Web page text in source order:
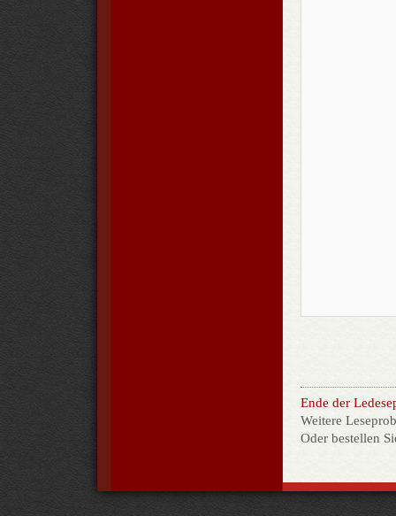
Ende der
Weitere
Oder bestellen